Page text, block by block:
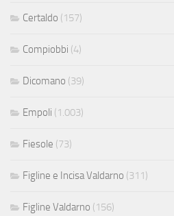
Certaldo (157)
Compiobbi (4)
Dicomano (39)
Empoli (1.003)
Fiesole (73)
Figline e Incisa Valdarno (311)
Figline Valdarno (156)